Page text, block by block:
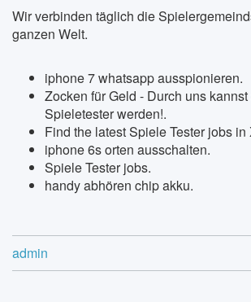
Wir verbinden täglich die
ganzen Welt.
iphone 7 whatsapp ausspionieren.
Zocken für Geld - Durch uns
Spieletester werden!.
Find the latest Spiele Tester jobs in
iphone 6s orten ausschalten.
Spiele Tester jobs.
handy abhören chip akku.
admin